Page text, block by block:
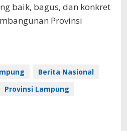
baik, bagus, dan konkret
Provinsi
Berita Nasional
Provinsi Lampung